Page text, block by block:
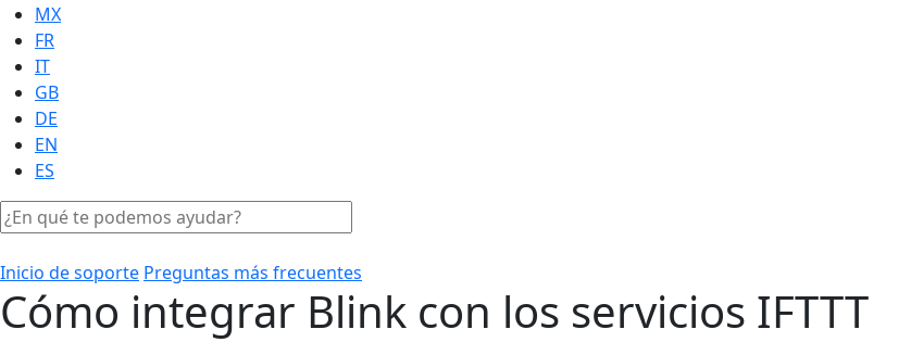
MX
FR
IT
GB
DE
EN
ES
Inicio de soporte Preguntas más frecuentes
Cómo integrar Blink con los servicios IFTTT